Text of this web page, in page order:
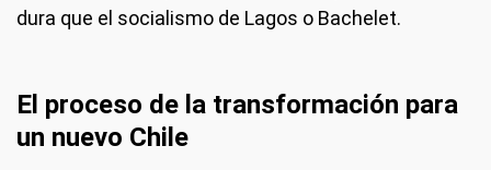
dura que el socialismo de Lagos o Bachelet.
El proceso de la transformación para
un nuevo Chile